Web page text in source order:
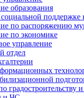
образования
поддержке
по распоряжению
по экономике
управление
отдел
градостроительству